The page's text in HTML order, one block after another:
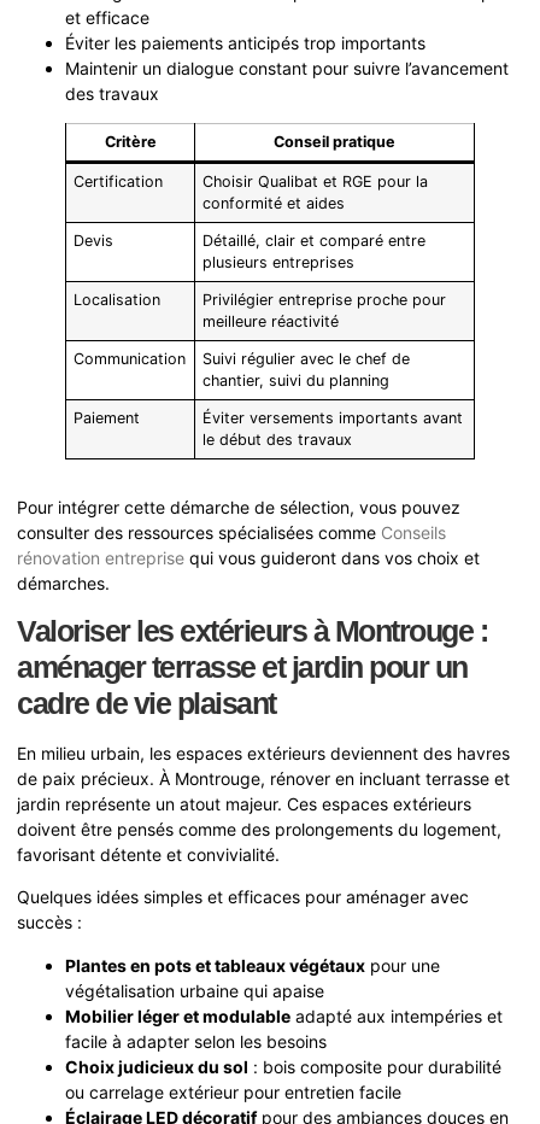
et efficace
Éviter les paiements anticipés trop importants
Maintenir un dialogue constant pour suivre l’avancement
des travaux
Critère Conseil pratique
Certification
Choisir Qualibat et RGE pour la
conformité et aides
Devis
Détaillé, clair et comparé entre
plusieurs entreprises
Localisation
Privilégier entreprise proche pour
meilleure réactivité
Communication
Suivi régulier avec le chef de
chantier, suivi du planning
Paiement
Éviter versements importants avant
le début des travaux
Pour intégrer cette démarche de sélection, vous pouvez
consulter des ressources spécialisées comme Conseils
rénovation entreprise qui vous guideront dans vos choix et
démarches.
Valoriser les extérieurs à Montrouge :
aménager terrasse et jardin pour un
cadre de vie plaisant
En milieu urbain, les espaces extérieurs deviennent des havres
de paix précieux. À Montrouge, rénover en incluant terrasse et
jardin représente un atout majeur. Ces espaces extérieurs
doivent être pensés comme des prolongements du logement,
favorisant détente et convivialité.
Quelques idées simples et efficaces pour aménager avec
succès :
Plantes en pots et tableaux végétaux pour une
végétalisation urbaine qui apaise
Mobilier léger et modulable adapté aux intempéries et
facile à adapter selon les besoins
Choix judicieux du sol : bois composite pour durabilité
ou carrelage extérieur pour entretien facile
Éclairage LED décoratifpour des ambiances douces en